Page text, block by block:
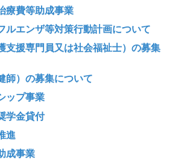
療費等助成事業
ルエンザ等対策行動計画について
支援専門員又は社会福祉士）の募集
師）の募集について
ップ事業
学金貸付
進
成事業